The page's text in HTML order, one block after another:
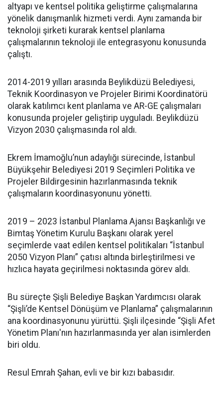
altyapı ve kentsel politika geliştirme çalışmalarına
yönelik danışmanlık hizmeti verdi. Aynı zamanda bir
teknoloji şirketi kurarak kentsel planlama
çalışmalarının teknoloji ile entegrasyonu konusunda
çalıştı.
2014-2019 yılları arasında Beylikdüzü Belediyesi,
Teknik Koordinasyon ve Projeler Birimi Koordinatörü
olarak katılımcı kent planlama ve AR-GE çalışmaları
konusunda projeler geliştirip uyguladı. Beylikdüzü
Vizyon 2030 çalışmasında rol aldı.
Ekrem İmamoğlu’nun adaylığı sürecinde, İstanbul
Büyükşehir Belediyesi 2019 Seçimleri Politika ve
Projeler Bildirgesinin hazırlanmasında teknik
çalışmaların koordinasyonunu yönetti.
2019 – 2023 İstanbul Planlama Ajansı Başkanlığı ve
Bimtaş Yönetim Kurulu Başkanı olarak yerel
seçimlerde vaat edilen kentsel politikaları “İstanbul
2050 Vizyon Planı” çatısı altında birleştirilmesi ve
hızlıca hayata geçirilmesi noktasında görev aldı.
Bu süreçte Şişli Belediye Başkan Yardımcısı olarak
“Şişli’de Kentsel Dönüşüm ve Planlama” çalışmalarının
ana koordinasyonunu yürüttü. Şişli ilçesinde “Şişli Afet
Yönetim Planı'nın hazırlanmasında yer alan isimlerden
biri oldu.
Resul Emrah Şahan, evli ve bir kızı babasıdır.